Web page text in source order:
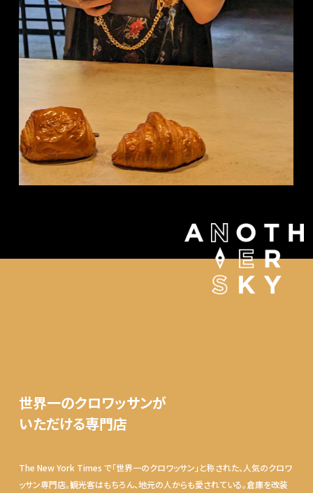
世界一のクロワッサンが
いただける専門店
The New York Times で「世界一のクロワッサン」と称された、人気のクロワ
ッサン専門店。観光客はもちろん、地元の人からも愛されている。倉庫を改装